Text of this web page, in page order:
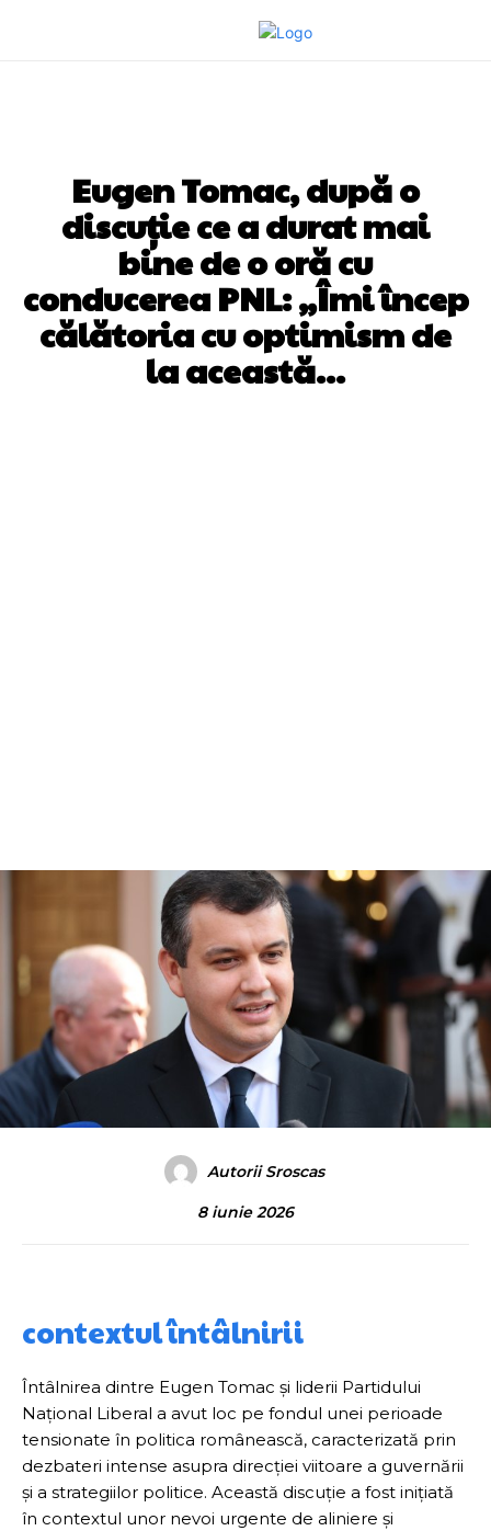
Eugen Tomac, după o
discuție ce a durat mai
bine de o oră cu
conducerea PNL: „Îmi încep
călătoria cu optimism de
la această…
Autorii Sroscas
8 iunie 2026
contextul întâlnirii
Întâlnirea dintre Eugen Tomac și liderii Partidului
Național Liberal a avut loc pe fondul unei perioade
tensionate în politica românească, caracterizată prin
dezbateri intense asupra direcției viitoare a guvernării
și a strategiilor politice. Această discuție a fost inițiată
în contextul unor nevoi urgente de aliniere și